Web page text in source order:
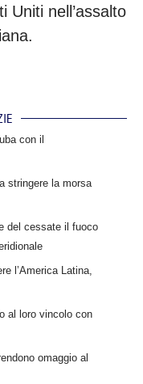
Uniti nell’assalto
con il
stringere la morsa
del cessate il fuoco
l’America Latina,
al loro vincolo con
omaggio al